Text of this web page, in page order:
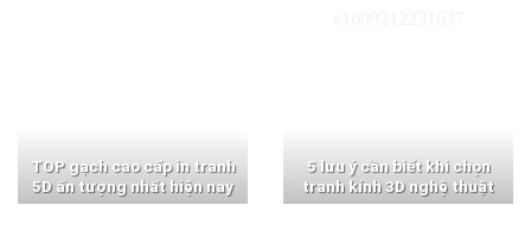
TOP gạch cao cấp in tranh
5D ấn tượng nhất hiện nay
5 lưu ý cần biết khi chọn
tranh kính 3D nghệ thuật